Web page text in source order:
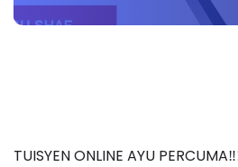
TUISYEN ONLINE AYU